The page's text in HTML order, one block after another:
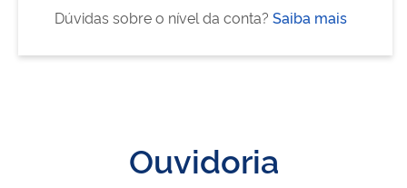
Dúvidas sobre o nível da conta? Saiba mais
Ouvidoria